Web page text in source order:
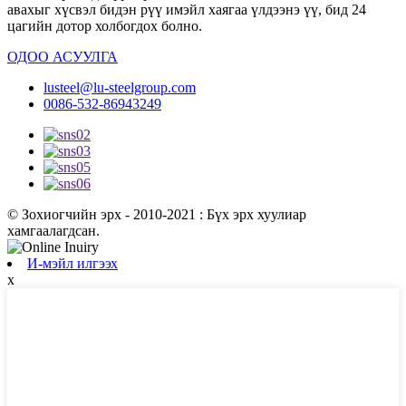
авахыг хүсвэл бидэн рүү имэйл хаягаа үлдээнэ үү, бид 24
цагийн дотор холбогдох болно.
ОДОО АСУУЛГА
lusteel@lu-steelgroup.com
0086-532-86943249
© Зохиогчийн эрх - 2010-2021 : Бүх эрх хуулиар
хамгаалагдсан.
И-мэйл илгээх
x